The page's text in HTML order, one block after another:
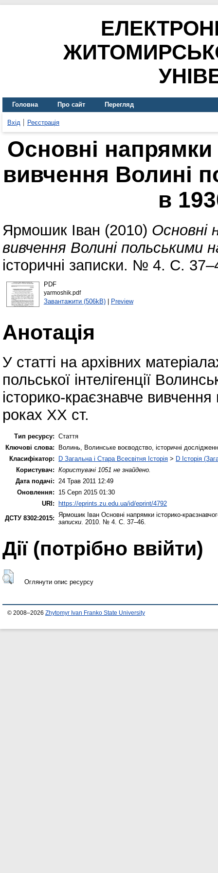
Головна Про сайт Перегляд
Вхід Реєстрація
Основні напрямки
вивчення Волині
в
Ярмошик Іван (2010) Основні
вивчення Волині польськими
історичні записки. № 4. С.
PDF
yarmoshik.pdf
Завантажити (506kB)| Preview
Анотація
У статті на архівних
польської інтелігенції
історико-краєзнавче
роках ХХ ст.
Тип ресурсу: Стаття
Ключові слова:
Волинь, Волинське воєводство, історичні
Класифікатор:
D Загальна і Стара Всесвітня Історія > D Історія
Користувач: Користувачі 1051 не знайдено.
Дата подачі:
24 Трав 2011 12:49
Оновлення:
15 Серп 2015 01:30
URI: https://eprints.zu.edu.ua/id/eprint/4792
ДСТУ 8302:2015:
Ярмошик Іван Основні напрямки історико-
записки . 2010. № 4. С. 37–46.
Дії ​​(потрібно ввійти)
Оглянути опис ресурсу
© 2008–2026 Zhytomyr Ivan Franko State University